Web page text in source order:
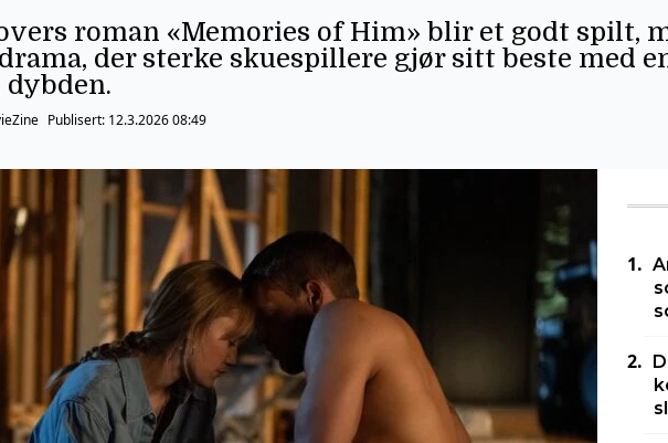
roman «Memories of Him» blir et godt spilt,
der sterke skuespillere gjør sitt beste med
dybden.
Publisert: 12.3.2026 08:49